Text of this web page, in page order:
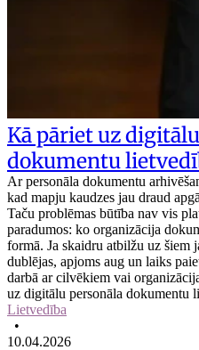
Kā pāriet uz
dokumentu
Ar personāla dokumentu
kad mapju kaudzes jau draud
Taču problēmas būtība nav vis
paradumos: ko organizācija
formā. Ja skaidru atbilžu uz šiem
dublējas, apjoms aug un laiks
darbā ar cilvēkiem vai
uz digitālu personāla dokumentu
Lietvedība
•
10.04.2026